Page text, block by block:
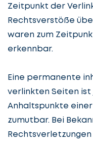
Zeitpunkt der
Rechtsverstöße
waren zum
erkennbar.
Eine permanente
verlinkten Seiten
Anhaltspunkte
zumutbar. Bei